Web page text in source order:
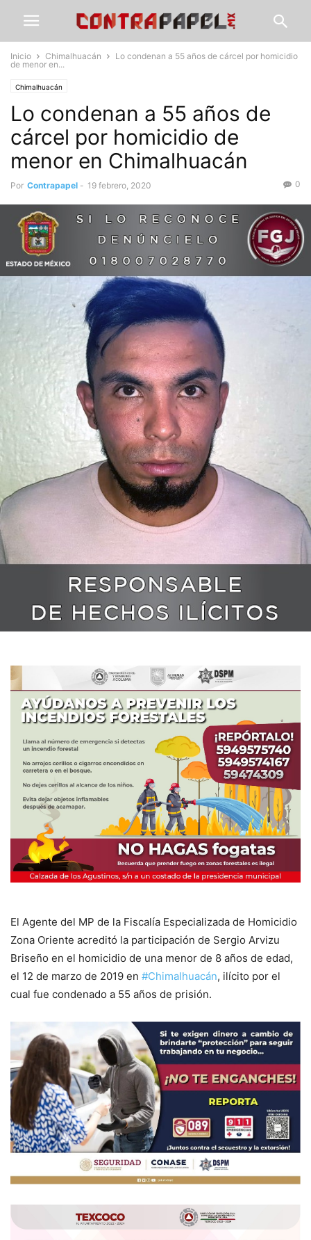
Inicio Chimalhuacán
Lo condenan a 55 años de cárcel por homicidio
de menor en...
Chimalhuacán
Lo condenan a 55 años de
cárcel por homicidio de
menor en Chimalhuacán
Por Contrapapel - 19 febrero, 2020 0
El Agente del MP de la Fiscalía Especializada de Homicidio
Zona Oriente acreditó la participación de Sergio Arvizu
Briseño en el homicidio de una menor de 8 años de edad,
el 12 de marzo de 2019 en #Chimalhuacán, ilícito por el
cual fue condenado a 55 años de prisión.